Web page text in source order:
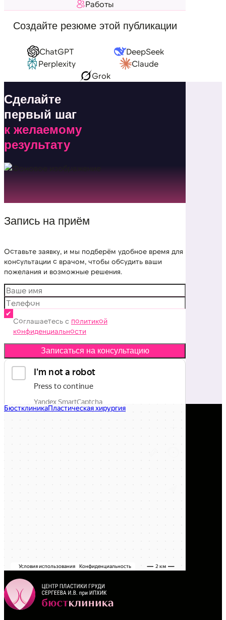
Работы
Создайте резюме этой публикации
ChatGPT
DeepSeek
Perplexity
Claude
Grok
Сделайте
первый шаг
к желаемому
результату
Запись на приём
Оставьте заявку, и мы подберём удобное время для
консультации с врачом, чтобы обсудить ваши
пожелания и возможные решения.
Соглашаетесь с политикой
конфиденциальности
Записаться на консультацию